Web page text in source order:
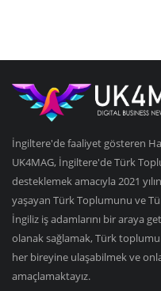
İngiltere'de faaliyet gösteren
UK4MAG, İngiltere'de Türk
desteklemek amacıyla 2021
yaşayan Türk Toplumunu ve
İngiliz iş adamlarını bir araya
olanak sağlamak, Türk
her bireyine ulaşabilmek ve
amaçlamaktayız.